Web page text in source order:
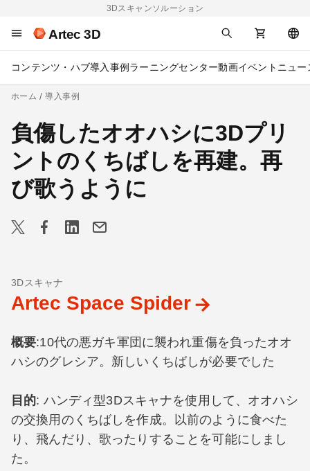
3Dスキャンソルーション
Artec 3D
コンテンツ・ハブ導入事例 ラーニングセンター動画イベント ニュー
ホーム 導入事例
負傷したオオハシに3Dプリ
ントのくちばしを再建。再
び歌うように
3Dスキャナ
Artec Space Spider
概要:10代の悪ガキ軍団に襲われ重傷を負ったオオ
ハシのグレシア。新しいくちばしが必要でした
目的: ハンディ型3Dスキャナを使用して、オオハシ
の交換用のくちばしを作成。以前のように食べた
り、飛んだり、歌ったりすることを可能にしまし
た。